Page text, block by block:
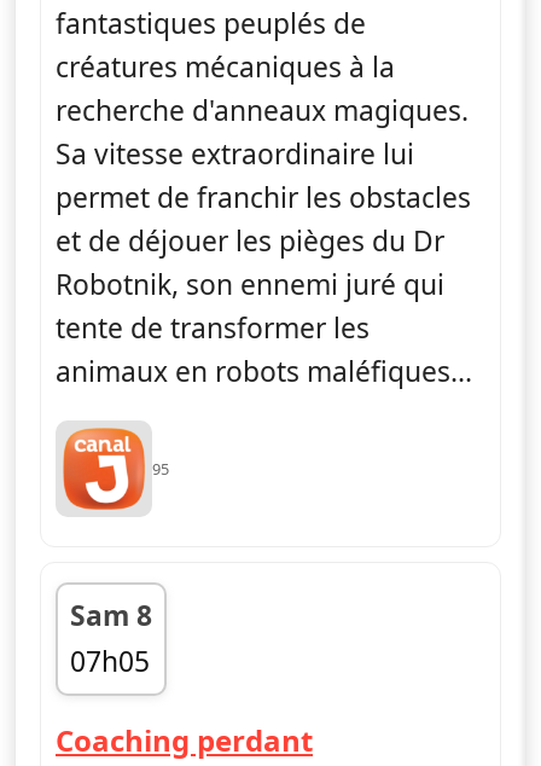
fantastiques peuplés de
créatures mécaniques à la
recherche d'anneaux magiques.
Sa vitesse extraordinaire lui
permet de franchir les obstacles
et de déjouer les pièges du Dr
Robotnik, son ennemi juré qui
tente de transformer les
animaux en robots maléfiques...
95
Sam 8
07h05
fin 07h15
Coaching perdant— Sonic Boom